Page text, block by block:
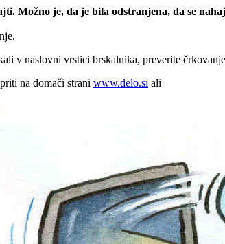
Možno je, da je bila odstranjena, da se
v naslovni vrstici brskalnika, preverite
na domači strani www.delo.si ali